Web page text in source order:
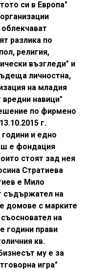
си в Европа"
разлика по
религия,
възгледи" и
личностна,
на младия
навици"
по фирмено
г.
и едно
е фондация
стоят зад нея
Стратиева
е Мило
съдържател на
домове с марките
на
години прави
кв.
му е за
игра"